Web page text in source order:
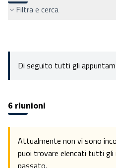
Filtra e cerca
Di seguito tutti gli
6 riunioni
Attualmente non vi sono
puoi trovare elencati tutti
passato.